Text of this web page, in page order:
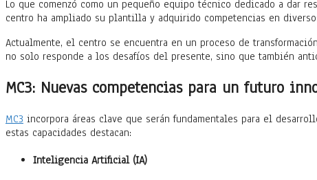
Lo que comenzó como un pequeño equipo técnico dedicado a dar
centro ha ampliado su plantilla y adquirido competencias en
Actualmente, el centro se encuentra en un proceso de
no solo responde a los desafíos del presente, sino que también
MC3: Nuevas competencias para un futuro
MC3 incorpora áreas clave que serán fundamentales para el
estas capacidades destacan:
Inteligencia Artificial (IA)